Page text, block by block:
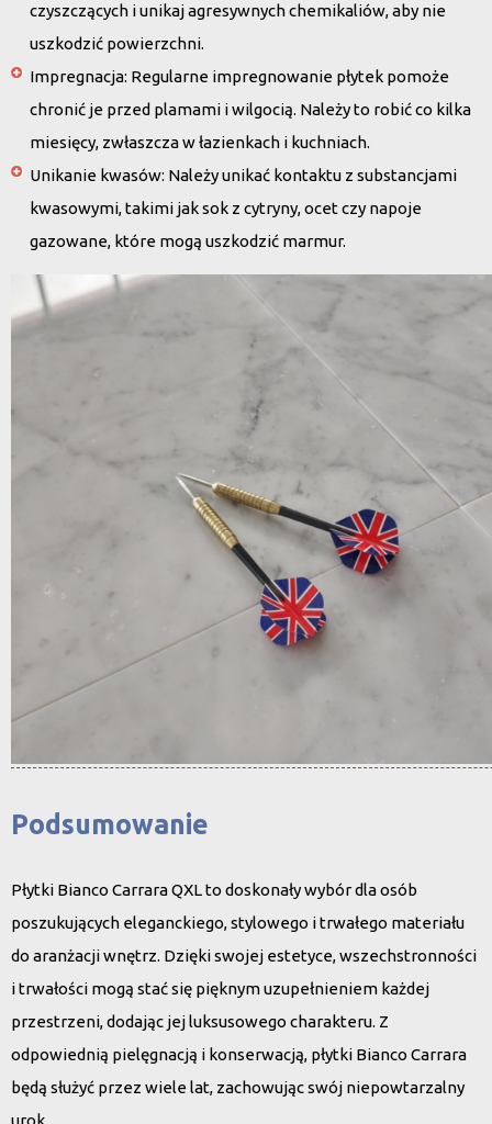
czyszczących i unikaj agresywnych chemikaliów, aby nie
uszkodzić powierzchni.
Impregnacja: Regularne impregnowanie płytek pomoże
chronić je przed plamami i wilgocią. Należy to robić co kilka
miesięcy, zwłaszcza w łazienkach i kuchniach.
Unikanie kwasów: Należy unikać kontaktu z substancjami
kwasowymi, takimi jak sok z cytryny, ocet czy napoje
gazowane, które mogą uszkodzić marmur.
Podsumowanie
Płytki Bianco Carrara QXL to doskonały wybór dla osób
poszukujących eleganckiego, stylowego i trwałego materiału
do aranżacji wnętrz. Dzięki swojej estetyce, wszechstronności
i trwałości mogą stać się pięknym uzupełnieniem każdej
przestrzeni, dodając jej luksusowego charakteru. Z
odpowiednią pielęgnacją i konserwacją, płytki Bianco Carrara
będą służyć przez wiele lat, zachowując swój niepowtarzalny